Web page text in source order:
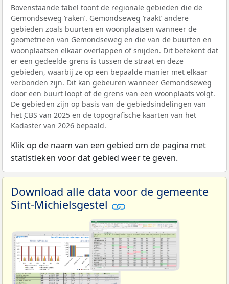
Bovenstaande tabel toont de regionale gebieden die de
Gemondseweg ‘raken’. Gemondseweg ‘raakt’ andere
gebieden zoals buurten en woonplaatsen wanneer de
geometrieën van Gemondseweg en die van de buurten en
woonplaatsen elkaar overlappen of snijden. Dit betekent dat
er een gedeelde grens is tussen de straat en deze
gebieden, waarbij ze op een bepaalde manier met elkaar
verbonden zijn. Dit kan gebeuren wanneer Gemondseweg
door een buurt loopt of de grens van een woonplaats volgt.
De gebieden zijn op basis van de gebiedsindelingen van
het CBS van 2025 en de topografische kaarten van het
Kadaster van 2026 bepaald.
Klik op de naam van een gebied om de pagina met
statistieken voor dat gebied weer te geven.
Download alle data voor de gemeente
Sint-Michielsgestel